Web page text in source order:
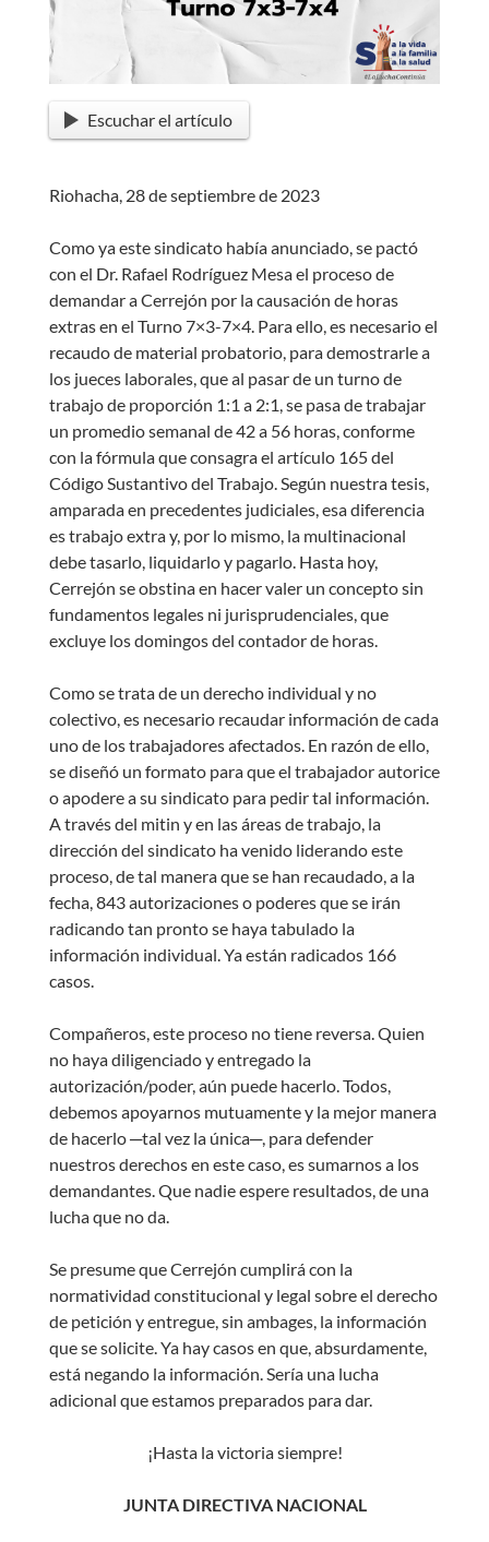
Escuchar el artículo
Riohacha, 28 de septiembre de 2023
Como ya este sindicato había anunciado, se pactó
con el Dr. Rafael Rodríguez Mesa el proceso de
demandar a Cerrejón por la causación de horas
extras en el Turno 7×3-7×4. Para ello, es necesario el
recaudo de material probatorio, para demostrarle a
los jueces laborales, que al pasar de un turno de
trabajo de proporción 1:1 a 2:1, se pasa de trabajar
un promedio semanal de 42 a 56 horas, conforme
con la fórmula que consagra el artículo 165 del
Código Sustantivo del Trabajo. Según nuestra tesis,
amparada en precedentes judiciales, esa diferencia
es trabajo extra y, por lo mismo, la multinacional
debe tasarlo, liquidarlo y pagarlo. Hasta hoy,
Cerrejón se obstina en hacer valer un concepto sin
fundamentos legales ni jurisprudenciales, que
excluye los domingos del contador de horas.
Como se trata de un derecho individual y no
colectivo, es necesario recaudar información de cada
uno de los trabajadores afectados. En razón de ello,
se diseñó un formato para que el trabajador autorice
o apodere a su sindicato para pedir tal información.
A través del mitin y en las áreas de trabajo, la
dirección del sindicato ha venido liderando este
proceso, de tal manera que se han recaudado, a la
fecha, 843 autorizaciones o poderes que se irán
radicando tan pronto se haya tabulado la
información individual. Ya están radicados 166
casos.
Compañeros, este proceso no tiene reversa. Quien
no haya diligenciado y entregado la
autorización/poder, aún puede hacerlo. Todos,
debemos apoyarnos mutuamente y la mejor manera
de hacerlo ─tal vez la única─, para defender
nuestros derechos en este caso, es sumarnos a los
demandantes. Que nadie espere resultados, de una
lucha que no da.
Se presume que Cerrejón cumplirá con la
normatividad constitucional y legal sobre el derecho
de petición y entregue, sin ambages, la información
que se solicite. Ya hay casos en que, absurdamente,
está negando la información. Sería una lucha
adicional que estamos preparados para dar.
¡Hasta la victoria siempre!
JUNTA DIRECTIVA NACIONAL